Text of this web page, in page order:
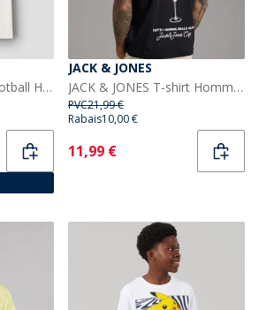
Name It T-shirt de football Himas Garçon Cloud Dancer
JACK & JONES
JACK & JONES T-shirt Homme Jours Côtiers Noir
PVC21,99 €
Rabais10,00 €
Current
11,99 €